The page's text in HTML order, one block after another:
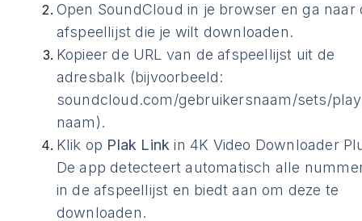
Open SoundCloud in je browser en ga naar
afspeellijst die je wilt downloaden.
Kopieer de URL van de afspeellijst uit de
adresbalk (bijvoorbeeld:
soundcloud.com/gebruikersnaam/sets/
naam).
Klik op Plak Link in 4K Video Downloader
De app detecteert automatisch alle
in de afspeellijst en biedt aan om deze te
downloaden.